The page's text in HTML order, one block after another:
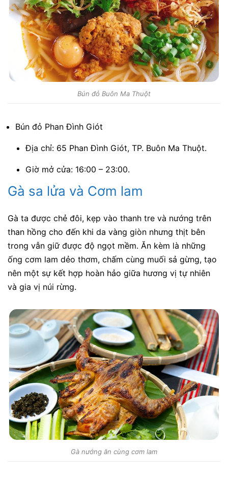
Bún đỏ Buôn Ma Thuột
Bún đỏ Phan Đình Giót
Địa chỉ: 65 Phan Đình Giót, TP. Buôn Ma Thuột.
Giờ mở cửa: 16:00 – 23:00.
Gà sa lửa và Cơm lam
Gà ta được chẻ đôi, kẹp vào thanh tre và nướng trên
than hồng cho đến khi da vàng giòn nhưng thịt bên
trong vẫn giữ được độ ngọt mềm. Ăn kèm là những
ống cơm lam dẻo thơm, chấm cùng muối sả gừng, tạo
nên một sự kết hợp hoàn hảo giữa hương vị tự nhiên
và gia vị núi rừng.
Gà nướng ăn cùng cơm lam